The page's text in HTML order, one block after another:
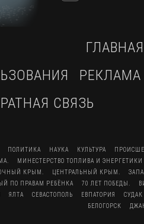
ГЛАВНАЯ
РЕКЛАМА
СВЯЗЬ
ПОЛИТИКА НАУКА КУЛЬТУРА
МИНЕСТЕРСТВО ТОПЛИВА И
КРЫМ. ЦЕНТРАЛЬНЫЙ КРЫМ.
ПО ПРАВАМ РЕБЁНКА 70 ЛЕТ ПОБЕДЫ.
ЯЛТА СЕВАСТОПОЛЬ ЕВПАТОРИЯ
СУДАК
БЕЛОГОРСК